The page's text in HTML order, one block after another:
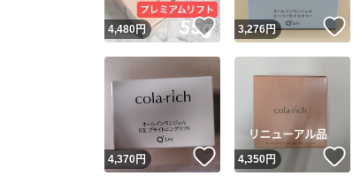
4,480円 いいね！
3,276円
4,370円 いいね！
4,350円